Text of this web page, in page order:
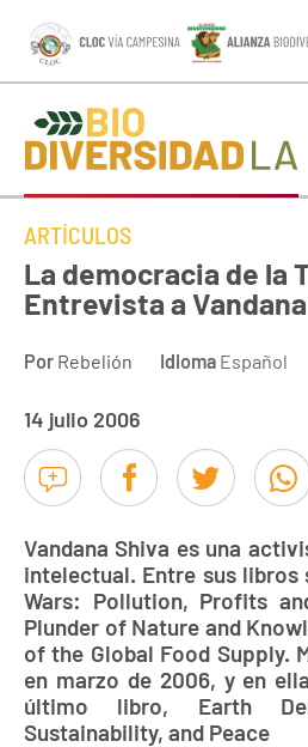
ARTÍCULOS
La democracia de la
Entrevista a
Por Rebelión Idioma Español
14 julio 2006
Vandana Shiva es una
intelectual. Entre sus libros
Wars: Pollution, Profits
Plunder of Nature and
of the Global Food Supply.
en marzo de 2006, y en
último libro, Earth
Sustainability, and Peace